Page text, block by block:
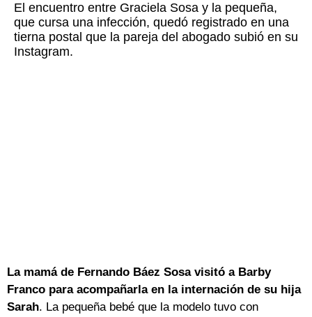
El encuentro entre Graciela Sosa y la pequeña,
que cursa una infección, quedó registrado en una
tierna postal que la pareja del abogado subió en su
Instagram.
La mamá de Fernando Báez Sosa visitó a Barby
Franco para acompañarla en la internación de su hija
Sarah. La pequeña bebé que la modelo tuvo con